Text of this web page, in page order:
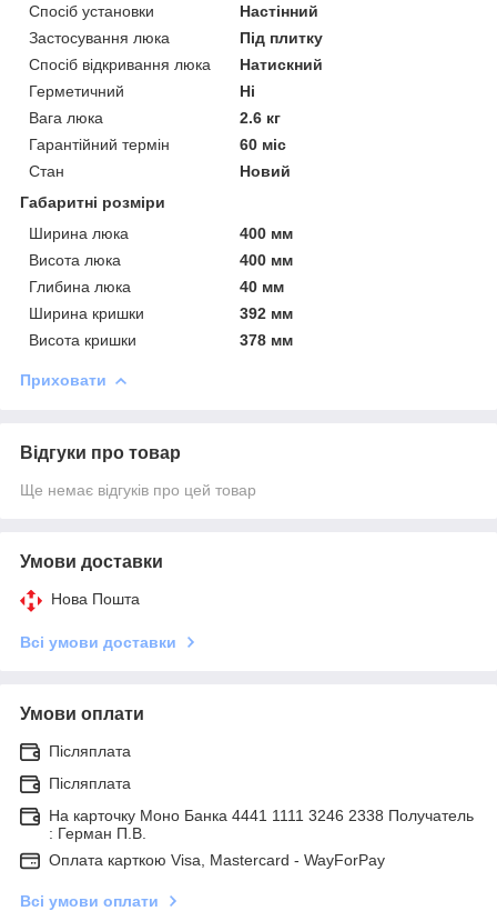
Спосіб установки
Настінний
Застосування люка
Під плитку
Спосіб відкривання люка
Натискний
Герметичний
Ні
Вага люка
2.6 кг
Гарантійний термін
60 міс
Стан
Новий
Габаритні розміри
Ширина люка
400 мм
Висота люка
400 мм
Глибина люка
40 мм
Ширина кришки
392 мм
Висота кришки
378 мм
Приховати
Відгуки про товар
Ще немає відгуків про цей товар
Умови доставки
Нова Пошта
Всі умови доставки
Умови оплати
Післяплата
Післяплата
На карточку Моно Банка 4441 1111 3246 2338 Получатель
: Герман П.В.
Оплата карткою Visa, Mastercard - WayForPay
Всі умови оплати